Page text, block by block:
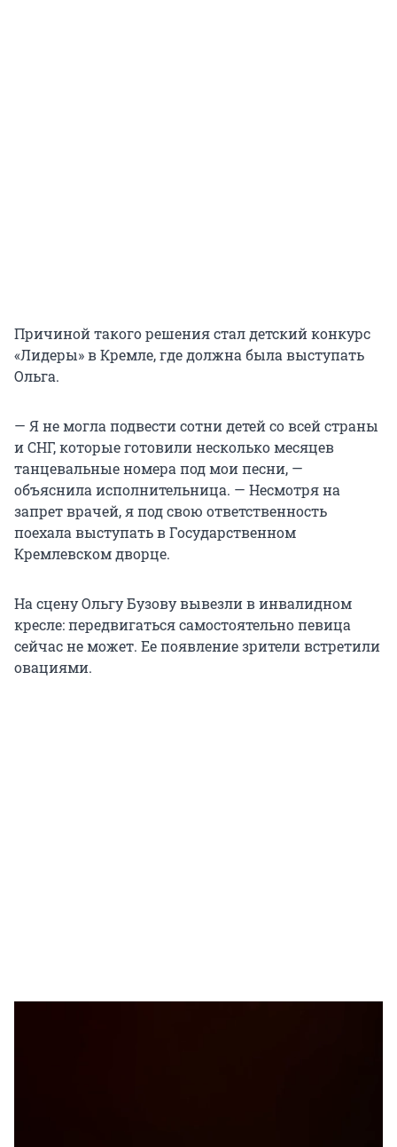
Причиной такого решения стал детский конкурс
«Лидеры» в Кремле, где должна была выступать
Ольга.
— Я не могла подвести сотни детей со всей страны
и СНГ, которые готовили несколько месяцев
танцевальные номера под мои песни, —
объяснила исполнительница. — Несмотря на
запрет врачей, я под свою ответственность
поехала выступать в Государственном
Кремлевском дворце.
На сцену Ольгу Бузову вывезли в инвалидном
кресле: передвигаться самостоятельно певица
сейчас не может. Ее появление зрители встретили
овациями.